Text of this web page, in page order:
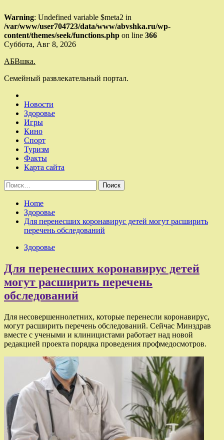
Warning: Undefined variable $meta2 in
/var/www/user704723/data/www/abvshka.ru/wp-
content/themes/seek/functions.php on line 366
Skip
content
Суббота, Авг 8, 2026
АБВшка.
Семейный развлекательный портал.
Новости
Здоровье
Игры
Кино
Спорт
Туризм
Факты
Карта сайта
Найти:
Home
Здоровье
Для перенесших коронавирус детей могут расширить
перечень обследований
Здоровье
Для перенесших коронавирус детей
могут расширить перечень
обследований
Для несовершеннолетних, которые перенесли коронавирус,
могут расширить перечень обследований. Сейчас Минздрав
вместе с учеными и клиницистами работает над новой
редакцией проекта порядка проведения профмедосмотров.